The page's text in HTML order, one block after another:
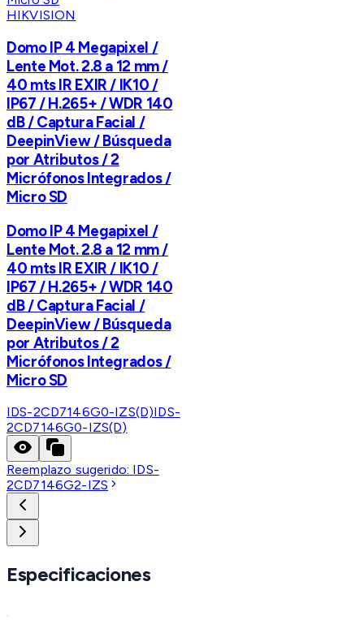
HIKVISION
Domo IP 4 Megapixel /
Lente Mot. 2.8 a 12 mm /
40 mts IR EXIR / IK10 /
IP67 / H.265+ / WDR 140
dB / Captura Facial /
DeepinView / Búsqueda
por Atributos / 2
Micrófonos Integrados /
Micro SD
Domo IP 4 Megapixel /
Lente Mot. 2.8 a 12 mm /
40 mts IR EXIR / IK10 /
IP67 / H.265+ / WDR 140
dB / Captura Facial /
DeepinView / Búsqueda
por Atributos / 2
Micrófonos Integrados /
Micro SD
IDS-2CD7146G0-IZS(D)IDS-
2CD7146G0-IZS(D)
Reemplazo sugerido: IDS-
2CD7146G2-IZS
Especificaciones